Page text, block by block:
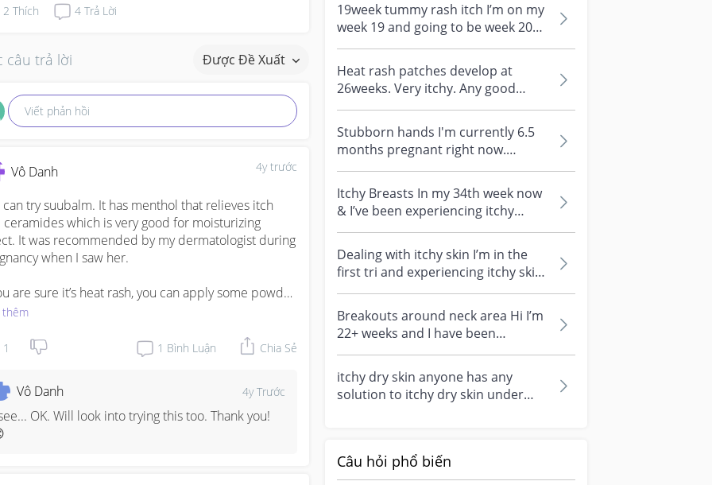
2 Thích 4 Trả Lời
câu trả lời Được Đề Xuất
Viết phản hồi
4y trước
Vô Danh
can try suubalm. It has menthol that relieves itch
ceramides which is very good for moisturizing
It was recommended by my dermatologist during
when I saw her.
are sure it’s heat rash, you can apply some powder
absorb the sweat then throughout the day when
Don’t wait till the itch gets worst then you
applying as it'll take more cream to sooth the itch.
recommend buying suubalm from public hospital
instead of guardian or watsons because the
in the public hospitals are a good $4-$5 cheaper
1 1 Bình Luận Chia Sẻ
Vô Danh 4y Trước
OK. Will look into trying this too. Thank you!
19week tummy rash itch I’m on my
week 19 and going to be week 20
soon. My growing tummy , make
my be...
Heat rash patches develop at
26weeks. Very itchy. Any good
solution to ease the itch? The rash
devel...
Stubborn hands I'm currently 6.5
months pregnant right now.
Everything is fine except for
perspiring...
Itchy Breasts In my 34th week now
& I’ve been experiencing itchy
breasts at night. Anyone
encounter...
Dealing with itchy skin I’m in the
first tri and experiencing itchy skin
(e.g. rashes around the bre...
Breakouts around neck area Hi I’m
22+ weeks and I have been
experiencing breakouts around my
chin ea...
itchy dry skin anyone has any
solution to itchy dry skin under
Câu hỏi phổ biến